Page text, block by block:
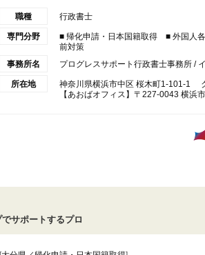
職種 行政書士
専門分野
■ 帰化申請・日本国籍取得 ■ 外国人
前対策
事務所名
プログレスサポート行政書士事務所 /
所在地
神奈川県横浜市中区 桜木町1-101-1
【あおばオフィス】〒227-0043 横浜
サポートするプロ